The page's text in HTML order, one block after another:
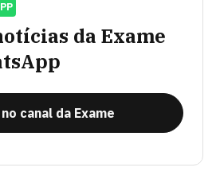
da Exame
canal da Exame